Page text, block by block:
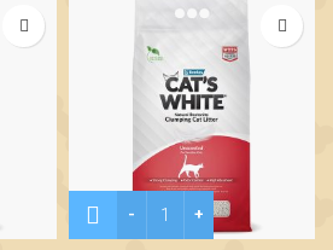
комкующийся наполнитель с
Количество CW Natural